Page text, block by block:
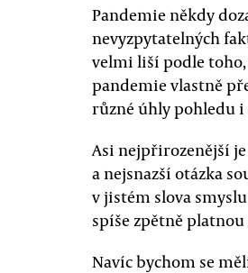
Pandemie někdy
nevyzpytatelných
velmi liší podle toho,
pandemie vlastně
různé úhly pohledu
Asi nejpřirozenější
a nejsnazší otázka
v jistém slova
spíše zpětně
Navíc bychom se